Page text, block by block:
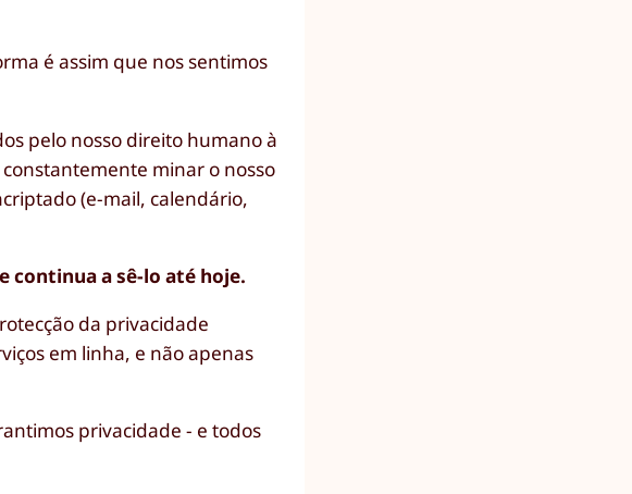
é assim que nos sentimos
pelo nosso direito humano à
minar o nosso
(e-mail, calendário,
continua a sê-lo até hoje.
da privacidade
em linha, e não apenas
privacidade - e todos